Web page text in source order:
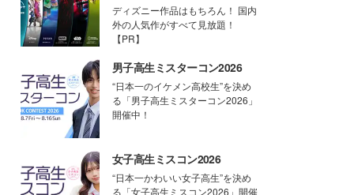
ディズニー作品はもちろん！ 国内
外の人気作がすべて見放題！
【PR】
男子高生ミスターコン2026
“日本一のイケメン高校生”を決め
る「男子高生ミスターコン2026」
開催中！
女子高生ミスコン2026
“日本一かわいい女子高生”を決め
る「女子高生ミスコン2026」開催